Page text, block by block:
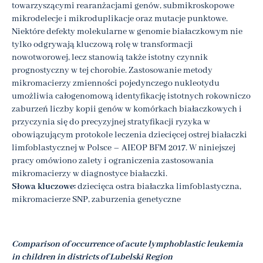
towarzyszącymi rearanżacjami genów, submikroskopowe
mikrodelecje i mikroduplikacje oraz mutacje punktowe.
Niektóre defekty molekularne w genomie białaczkowym nie
tylko odgrywają kluczową rolę w transformacji
nowotworowej, lecz stanowią także istotny czynnik
prognostyczny w tej chorobie. Zastosowanie metody
mikromacierzy zmienności pojedynczego nukleotydu
umożliwia całogenomową identyfikację istotnych rokowniczo
zaburzeń liczby kopii genów w komórkach białaczkowych i
przyczynia się do precyzyjnej stratyfikacji ryzyka w
obowiązującym protokole leczenia dziecięcej ostrej białaczki
limfoblastycznej w Polsce – AIEOP BFM 2017. W niniejszej
pracy omówiono zalety i ograniczenia zastosowania
mikromacierzy w diagnostyce białaczki.
Słowa kluczowe:dziecięca ostra białaczka limfoblastyczna,
mikromacierze SNP, zaburzenia genetyczne
Comparison of occurrence of acute lymphoblastic leukemia
in children in districts of Lubelski Region